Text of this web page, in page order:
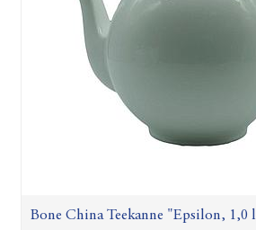
Bone China Teekanne "Epsilon, 1,0 l